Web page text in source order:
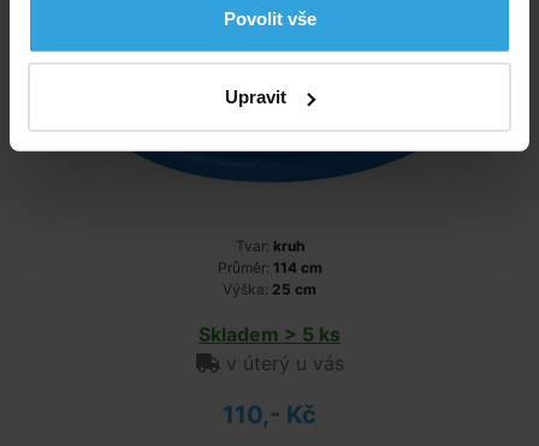
Povolit vše
Upravit
Tvar: kruh
Průměr: 114 cm
Výška: 25 cm
Skladem > 5 ks
v úterý u vás
110,- Kč